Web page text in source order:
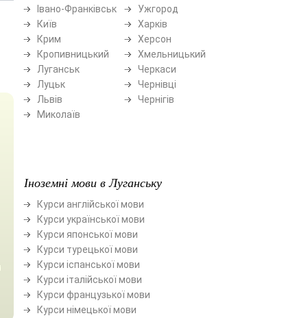
Івано-Франківськ
Київ
Крим
Кропивницький
Луганськ
Луцьк
Львів
Миколаїв
Ужгород
Харків
Херсон
Хмельницький
Черкаси
Чернівці
Чернігів
Іноземні мови в Луганську
Курси англійської мови
Курси української мови
Курси японської мови
Курси турецької мови
Курси іспанської мови
Курси італійської мови
Курси французької мови
Курси німецької мови